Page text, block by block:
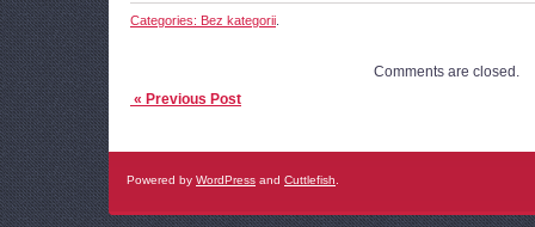
Categories: Bez kategorii
Comments are closed.
« Previous Post
Powered by WordPress and Cuttlefish